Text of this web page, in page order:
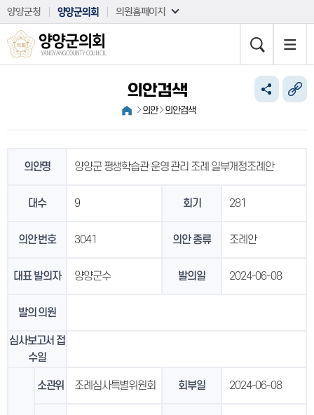
본문바로가기
양양군청 양양군의회 의원홈페이지
양양군의회
YANGYANG COUNTY COUNCIL
의안검색
의안 의안검색
의안명 양양군 평생학습관 운영 관리 조례 일부개정조례안
대수 9 회기 281
의안 번호 3041 의안 종류 조례안
대표 발의자 양양군수 발의일 2024-06-08
발의 의원
심사보고서 접
수일
소관위 조례심사특별위원회 회부일 2024-06-08